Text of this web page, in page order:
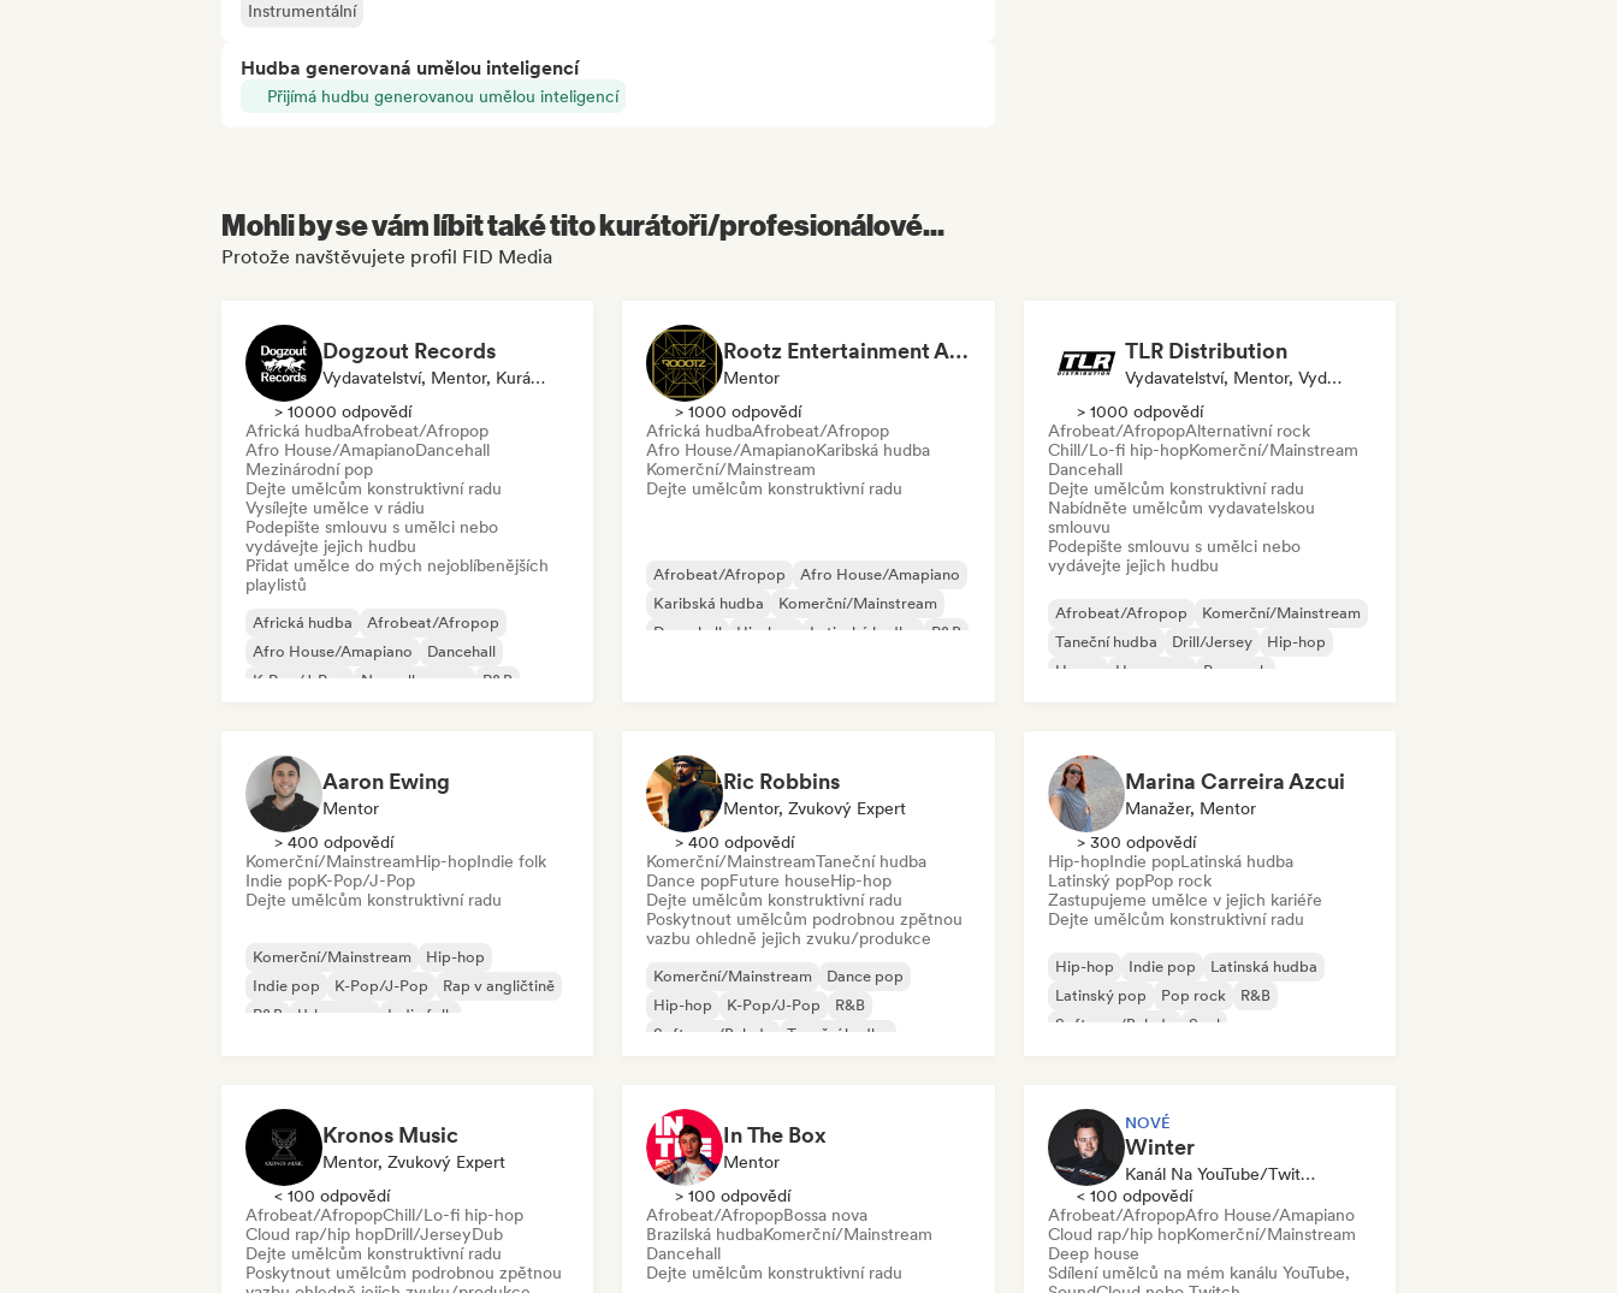
Instrumentální
Hudba generovaná umělou inteligencí
Přijímá hudbu generovanou umělou inteligencí
Mohli by se vám líbit také tito kurátoři/profesionálové...
Protože navštěvujete profil FID Media
Dogzout Records
Vydavatelství, Mentor, Kurátor Playlistu, Rádio Stanice
> 10000 odpovědí
Africká hudbaAfrobeat/Afropop
Afro House/AmapianoDancehall
Mezinárodní pop
Dejte umělcům konstruktivní radu
Vysílejte umělce v rádiu
Podepište smlouvu s umělci nebo
vydávejte jejich hudbu
Přidat umělce do mých nejoblíbenějších
playlistů
Africká hudba
Afrobeat/Afropop
Afro House/Amapiano
Dancehall
K-Pop/J-Pop
Nouvelle scene
R&B
Rootz Entertainment Agency
Mentor
> 1000 odpovědí
Africká hudbaAfrobeat/Afropop
Afro House/AmapianoKaribská hudba
Komerční/Mainstream
Dejte umělcům konstruktivní radu
Afrobeat/Afropop
Afro House/Amapiano
Karibská hudba
Komerční/Mainstream
Dancehall
Hip-hop Latinská hudba R&B
TLR Distribution
Vydavatelství, Mentor, Vydavatel
> 1000 odpovědí
Afrobeat/AfropopAlternativní rock
Chill/Lo-fi hip-hopKomerční/Mainstream
Dancehall
Dejte umělcům konstruktivní radu
Nabídněte umělcům vydavatelskou
smlouvu
Podepište smlouvu s umělci nebo
vydávejte jejich hudbu
Afrobeat/Afropop
Komerční/Mainstream
Taneční hudba
Drill/Jersey
Hip-hop
House
Hyperpop Pop rock
Aaron Ewing
Mentor
> 400 odpovědí
Komerční/MainstreamHip-hopIndie folk
Indie popK-Pop/J-Pop
Dejte umělcům konstruktivní radu
Komerční/Mainstream
Hip-hop
Indie pop
K-Pop/J-Pop
Rap v angličtině
R&B
Urban pop Indie folk
Ric Robbins
Mentor, Zvukový Expert
> 400 odpovědí
Komerční/MainstreamTaneční hudba
Dance popFuture houseHip-hop
Dejte umělcům konstruktivní radu
Poskytnout umělcům podrobnou zpětnou
vazbu ohledně jejich zvuku/produkce
Komerční/Mainstream
Dance pop
Hip-hop
K-Pop/J-Pop
R&B
Soft pop/Balada
Taneční hudba
Marina Carreira Azcui
Manažer, Mentor
> 300 odpovědí
Hip-hopIndie popLatinská hudba
Latinský popPop rock
Zastupujeme umělce v jejich kariéře
Dejte umělcům konstruktivní radu
Hip-hop Indie pop
Latinská hudba
Latinský pop
Pop rock
R&B
Soft pop/Balada
Soul
Kronos Music
Mentor, Zvukový Expert
< 100 odpovědí
Afrobeat/AfropopChill/Lo-fi hip-hop
Cloud rap/hip hopDrill/JerseyDub
Dejte umělcům konstruktivní radu
Poskytnout umělcům podrobnou zpětnou
In The Box
Mentor
> 100 odpovědí
Afrobeat/AfropopBossa nova
Brazilská hudbaKomerční/Mainstream
Dancehall
Dejte umělcům konstruktivní radu
NOVÉ
Winter
Kanál Na YouTube/Twitch, Vybraný DJ, Zvukový Expert
< 100 odpovědí
Afrobeat/AfropopAfro House/Amapiano
Cloud rap/hip hopKomerční/Mainstream
Deep house
Sdílení umělců na mém kanálu YouTube,